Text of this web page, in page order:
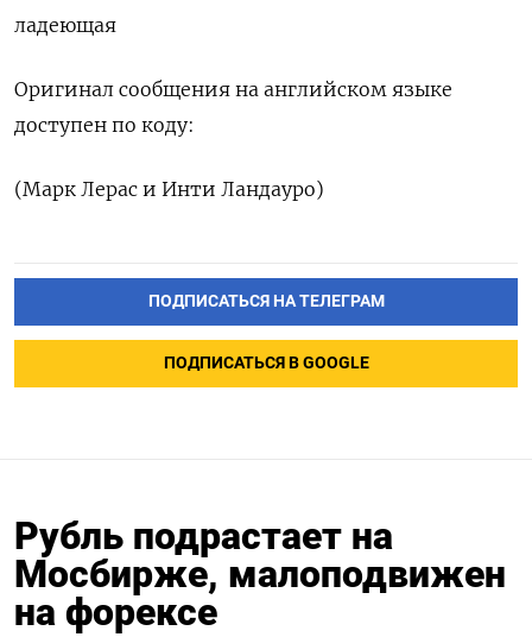
ладеющая
Оригинал сообщения на английском ‌языке
доступен по коду:
(​Марк Лерас и ‌Инти Ландауро)
ПОДПИСАТЬСЯ НА ТЕЛЕГРАМ
ПОДПИСАТЬСЯ В GOOGLE
Рубль подрастает на
Мосбирже, малоподвижен
на форексе